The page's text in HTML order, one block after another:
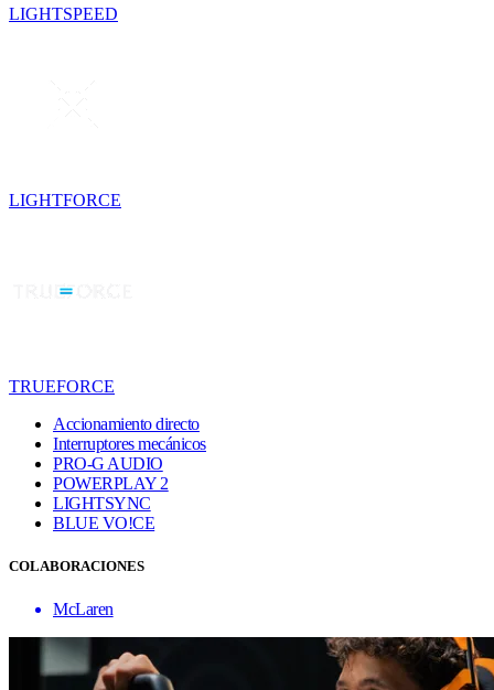
LIGHTSPEED
LIGHTFORCE
TRUEFORCE
Accionamiento directo
Interruptores mecánicos
PRO-G AUDIO
POWERPLAY 2
LIGHTSYNC
BLUE VO!CE
COLABORACIONES
McLaren